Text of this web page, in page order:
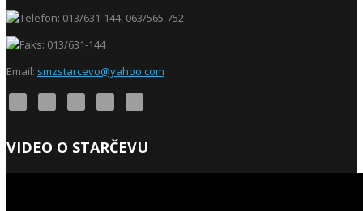
013/631-144, 063/565-752
013/631-144
Email: smzstarcevo@yahoo.com
VIDEO O STARČEVU